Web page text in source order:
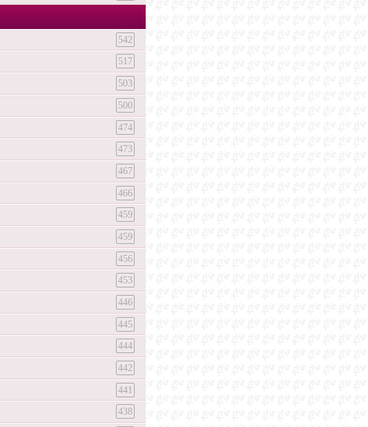
542
517
503
500
474
473
467
466
459
459
456
453
446
445
444
442
441
438